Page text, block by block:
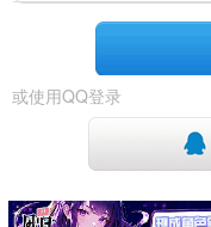
或使用QQ登录